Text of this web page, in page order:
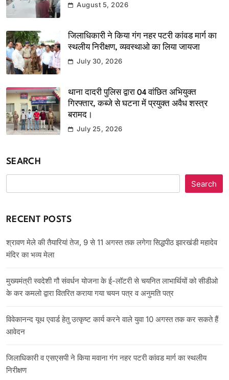
August 5, 2026
जिलाधिकारी ने किया गंग नहर पटरी कांवड मार्ग का
स्थलीय निरीक्षण, व्यवस्थाओ का लिया जायजा
July 30, 2026
थाना दादरी पुलिस द्वारा 04 वांछित अभियुक्त
गिरफ्तार, कब्जे से घटना में प्रयुक्त अवैध शस्त्र
बरामद।
July 25, 2026
SEARCH
Search
RECENT POSTS
श्रावण मेले की तैयारियां तेज, 9 से 11 अगस्त तक लगेगा सिद्धपीठ झारखंडी महादेव
मंदिर का भव्य मेला
मुख्यमंत्री स्वदेशी गौ संवर्धन योजना के ई-लॉटरी से चयनित लाभार्थियों को सीडीओ
के कर कमलो द्वारा वितरित कराया गया चयन पत्र व अनुमति पत्र
विवेकानन्द यूथ एवार्ड हेतु उत्कृष्ट कार्य करने वाले युवा 10 अगस्त तक कर सकते हैं
आवेदन
जिलाधिकारी व एसएसपी ने किया मवाना गंग नहर पटरी कांवड मार्ग का स्थलीय
निरीक्षण